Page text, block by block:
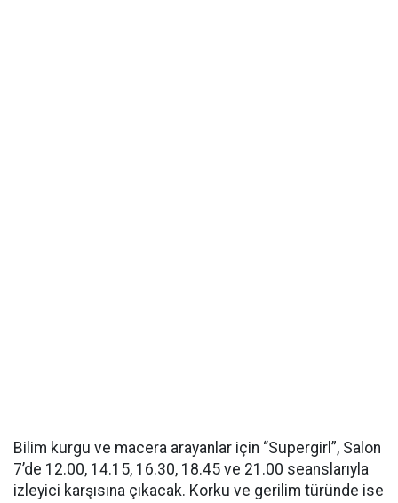
Bilim kurgu ve macera arayanlar için “Supergirl”, Salon
7’de 12.00, 14.15, 16.30, 18.45 ve 21.00 seanslarıyla
izleyici karşısına çıkacak. Korku ve gerilim türünde ise